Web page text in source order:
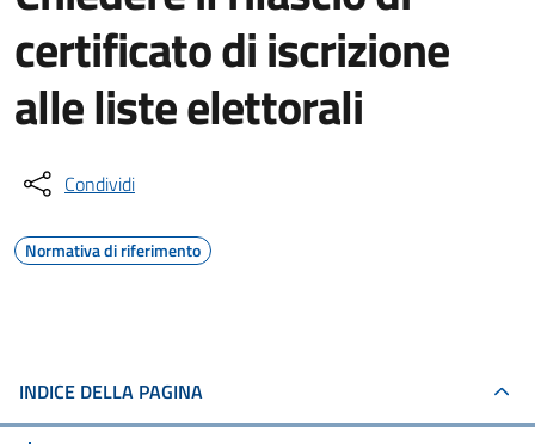
certificato di iscrizione
alle liste elettorali
Condividi
Normativa di riferimento
INDICE DELLA PAGINA